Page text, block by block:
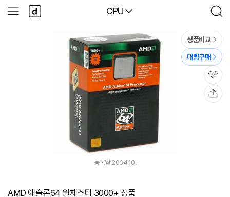
다나와
CPU
검
색
사
이
다
나
와
상품비교
대량구매
관
심
등록월 2004.10.
AMD 애슬론64 윈체스터 3000+ 정품